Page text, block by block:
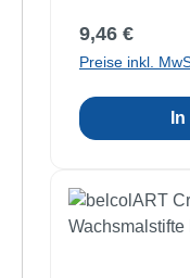
Regulärer
9,46 €
Preise inkl.